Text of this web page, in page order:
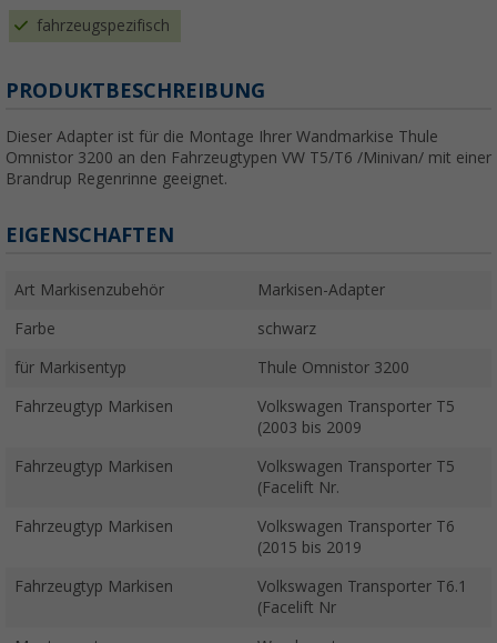
fahrzeugspezifisch
PRODUKTBESCHREIBUNG
Dieser Adapter ist für die Montage Ihrer Wandmarkise Thule
Omnistor 3200 an den Fahrzeugtypen VW T5/T6 /Minivan/ mit einer
Brandrup Regenrinne geeignet.
EIGENSCHAFTEN
Art Markisenzubehör Markisen-Adapter
Farbe schwarz
für Markisentyp Thule Omnistor 3200
Fahrzeugtyp Markisen
Volkswagen Transporter T5
(2003 bis 2009
Fahrzeugtyp Markisen
Volkswagen Transporter T5
(Facelift Nr.
Fahrzeugtyp Markisen
Volkswagen Transporter T6
(2015 bis 2019
Fahrzeugtyp Markisen
Volkswagen Transporter T6.1
(Facelift Nr